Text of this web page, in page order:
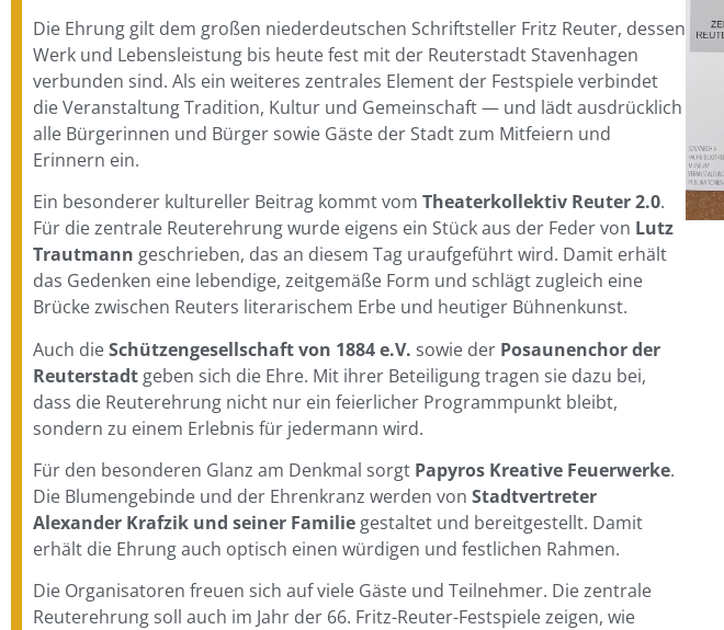
Die Ehrung gilt dem großen niederdeutschen Schriftsteller Fritz Reuter, dessen
Werk und Lebensleistung bis heute fest mit der Reuterstadt Stavenhagen
verbunden sind. Als ein weiteres zentrales Element der Festspiele verbindet
die Veranstaltung Tradition, Kultur und Gemeinschaft — und lädt ausdrücklich
alle Bürgerinnen und Bürger sowie Gäste der Stadt zum Mitfeiern und
Erinnern ein.
Ein besonderer kultureller Beitrag kommt vom Theaterkollektiv Reuter 2.0.
Für die zentrale Reuterehrung wurde eigens ein Stück aus der Feder von Lutz
Trautmann geschrieben, das an diesem Tag uraufgeführt wird. Damit erhält
das Gedenken eine lebendige, zeitgemäße Form und schlägt zugleich eine
Brücke zwischen Reuters literarischem Erbe und heutiger Bühnenkunst.
Auch dieSchützengesellschaft von 1884 e.V. sowie der Posaunenchor der
Reuterstadt geben sich die Ehre. Mit ihrer Beteiligung tragen sie dazu bei,
dass die Reuterehrung nicht nur ein feierlicher Programmpunkt bleibt,
sondern zu einem Erlebnis für jedermann wird.
Für den besonderen Glanz am Denkmal sorgt Papyros Kreative Feuerwerke.
Die Blumengebinde und der Ehrenkranz werden von Stadtvertreter
Alexander Krafzik und seiner Familie gestaltet und bereitgestellt. Damit
erhält die Ehrung auch optisch einen würdigen und festlichen Rahmen.
Die Organisatoren freuen sich auf viele Gäste und Teilnehmer. Die zentrale
Reuterehrung soll auch im Jahr der 66. Fritz-Reuter-Festspiele zeigen, wie